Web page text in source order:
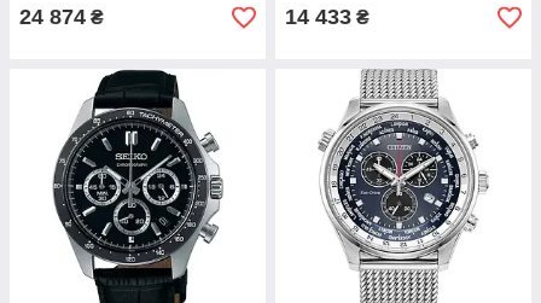
24 874 ₴ 14 433 ₴